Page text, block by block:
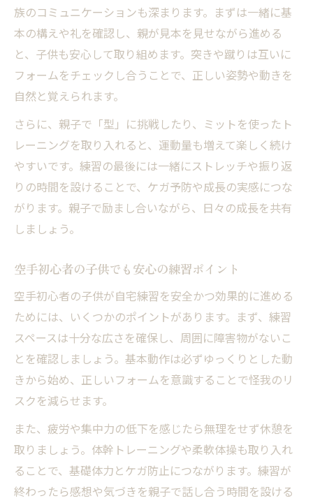
族のコミュニケーションも深まります。まずは一緒に基
本の構えや礼を確認し、親が見本を見せながら進める
と、子供も安心して取り組めます。突きや蹴りは互いに
フォームをチェックし合うことで、正しい姿勢や動きを
自然と覚えられます。
さらに、親子で「型」に挑戦したり、ミットを使ったト
レーニングを取り入れると、運動量も増えて楽しく続け
やすいです。練習の最後には一緒にストレッチや振り返
りの時間を設けることで、ケガ予防や成長の実感につな
がります。親子で励まし合いながら、日々の成長を共有
しましょう。
空手初心者の子供でも安心の練習ポイント
空手初心者の子供が自宅練習を安全かつ効果的に進める
ためには、いくつかのポイントがあります。まず、練習
スペースは十分な広さを確保し、周囲に障害物がないこ
とを確認しましょう。基本動作は必ずゆっくりとした動
きから始め、正しいフォームを意識することで怪我のリ
スクを減らせます。
また、疲労や集中力の低下を感じたら無理をせず休憩を
取りましょう。体幹トレーニングや柔軟体操も取り入れ
ることで、基礎体力とケガ防止につながります。練習が
終わったら感想や気づきを親子で話し合う時間を設ける